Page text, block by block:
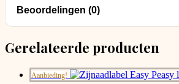
Beoordelingen (0)
Gerelateerde producten
Aanbieding!